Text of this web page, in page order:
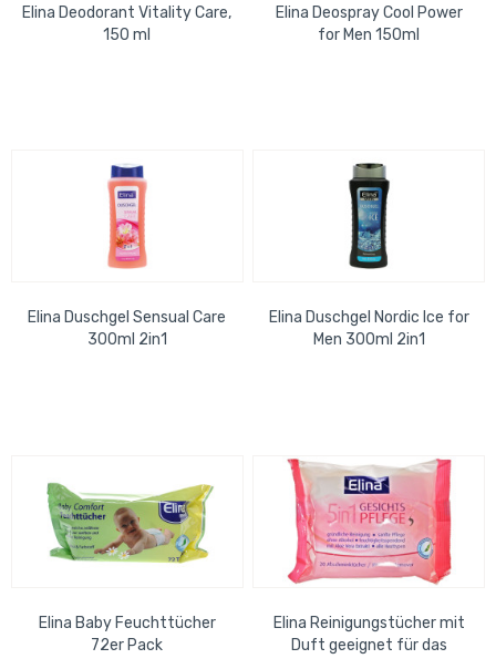
Elina Deodorant Vitality Care,
150 ml
Elina Deospray Cool Power
for Men 150ml
Elina Duschgel Sensual Care
300ml 2in1
Elina Duschgel Nordic Ice for
Men 300ml 2in1
Elina Baby Feuchttücher
72er Pack
Elina Reinigungstücher mit
Duft geeignet für das